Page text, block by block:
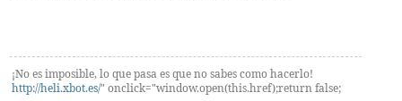
¡No es imposible, lo que pasa es que no sabes como hacerlo!
http://heli.xbot.es/" onclick="window.open(this.href);return false;